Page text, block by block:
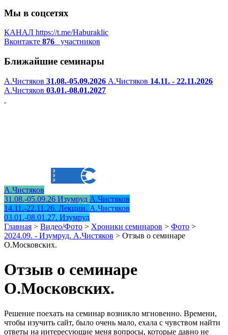
Мы в соцсетях
КАНАЛ https://t.me/Haburaklic
Вконтакте 876 участников
Ближайшие семинары
А.Чистяков 31.08.-05.09.2026 А.Чистяков 14.11. - 22.11.2026
А.Чистяков 03.01.-08.01.2027
А.Чистяков
31.08.-05.09.26 Изумруд А.Чистяков
14.11.-22.11.26. Лекции. А.Чистяков
03.01.-08.01.27. Изумруд
Главная > Видео/Фото > Хроники семинаров > Фото >
2024.09. - Изумруд. А.Чистяков > Отзыв о семинаре
О.Московских.
Отзыв о семинаре
О.Московских.
Решение поехать на семинар возникло мгновенно. Времени,
чтобы изучить сайт, было очень мало, ехала с чувством найти
ответы на интересующие меня вопросы, которые давно не